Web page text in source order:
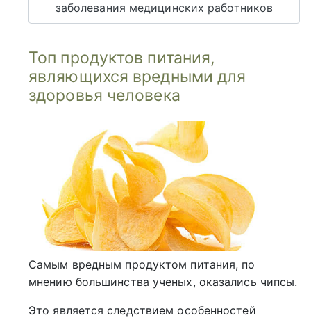
заболевания медицинских работников
Топ продуктов питания,
являющихся вредными для
здоровья человека
Самым вредным продуктом питания, по
мнению большинства ученых, оказались чипсы.
Это является следствием особенностей